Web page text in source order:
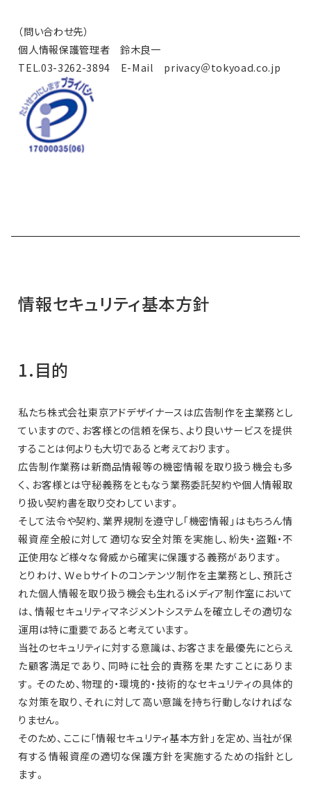
（問い合わせ先）
個人情報保護管理者 鈴木良一
TEL.03-3262-3894 E-Mail privacy＠tokyoad.co.jp
情報セキュリティ基本方針
1.目的
私たち株式会社東京アドデザイナースは広告制作を主業務とし
ていますので、お客様との信頼を保ち、より良いサービスを提供
することは何よりも大切であると考えております。
広告制作業務は新商品情報等の機密情報を取り扱う機会も多
く、お客様とは守秘義務をともなう業務委託契約や個人情報取
り扱い契約書を取り交わしています。
そして法令や契約、業界規制を遵守し｢機密情報｣はもちろん情
報資産全般に対して適切な安全対策を実施し、紛失・盗難・不
正使用など様々な脅威から確実に保護する義務があります。
とりわけ、Ｗｅｂサイトのコンテンツ制作を主業務とし、預託さ
れた個人情報を取り扱う機会も生れるiメディア制作室において
は、情報セキュリティマネジメントシステムを確立しその適切な
運用は特に重要であると考えています。
当社のセキュリティに対する意識は、お客さまを最優先にとらえ
た顧客満足であり、同時に社会的責務を果たすことにありま
す。そのため、物理的・環境的・技術的なセキュリティの具体的
な対策を取り、それに対して高い意識を持ち行動しなければな
りません。
そのため、ここに「情報セキュリティ基本方針」を定め、当社が保
有する情報資産の適切な保護方針を実施するための指針とし
ます。